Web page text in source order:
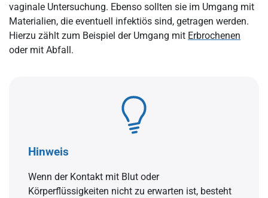
vaginale Untersuchung. Ebenso sollten sie im Umgang mit
Materialien, die eventuell infektiös sind, getragen werden.
Hierzu zählt zum Beispiel der Umgang mit Erbrochenen
oder mit Abfall.
Hinweis
Wenn der Kontakt mit Blut oder
Körperflüssigkeiten nicht zu erwarten ist, besteht